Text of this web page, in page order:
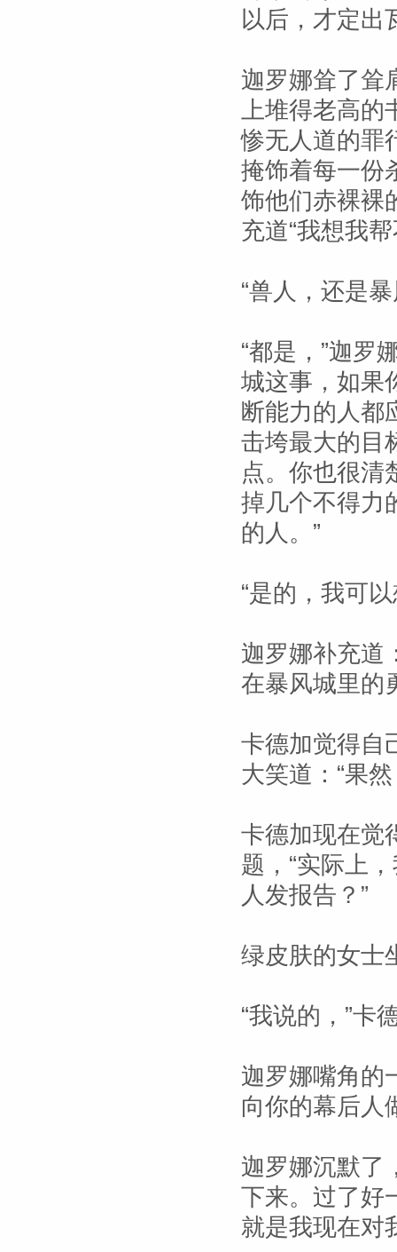
以后，才定出
迦罗娜耸了耸
上堆得老高的
惨无人道的罪
掩饰着每一份
饰他们赤裸裸
充道“我想我
“兽人，还是
“都是，”迦罗
城这事，如果
断能力的人都
击垮最大的目
点。你也很清
掉几个不得力
的人。”
“是的，我可
迦罗娜补充道
在暴风城里的
卡德加觉得自
大笑道：“果
卡德加现在觉
题，“实际上
人发报告？”
绿皮肤的女士
“我说的，”卡
迦罗娜嘴角的
向你的幕后人
迦罗娜沉默了
下来。过了好
就是我现在对